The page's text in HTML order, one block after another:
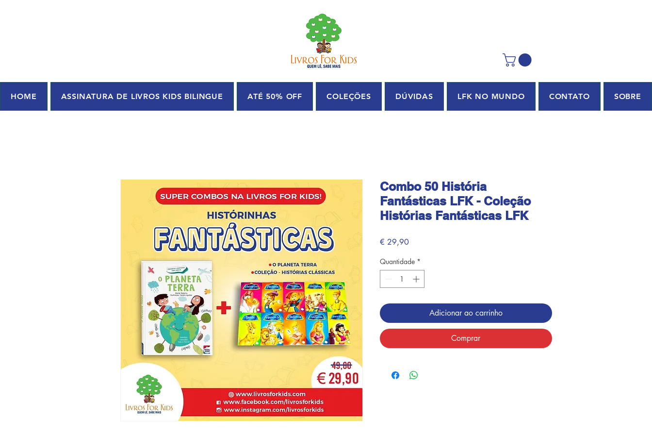
HOME ASSINATURA DE LIVROS KIDS BILINGUE ATÉ 50% OFF COLEÇÕES DÚVIDAS LFK NO MUNDO CONTATO SOBRE
Combo 50 História
Fantásticas LFK - Coleção
Histórias Fantásticas LFK
€ 29,90Preço
Quantidade *
Adicionar ao carrinho
Comprar